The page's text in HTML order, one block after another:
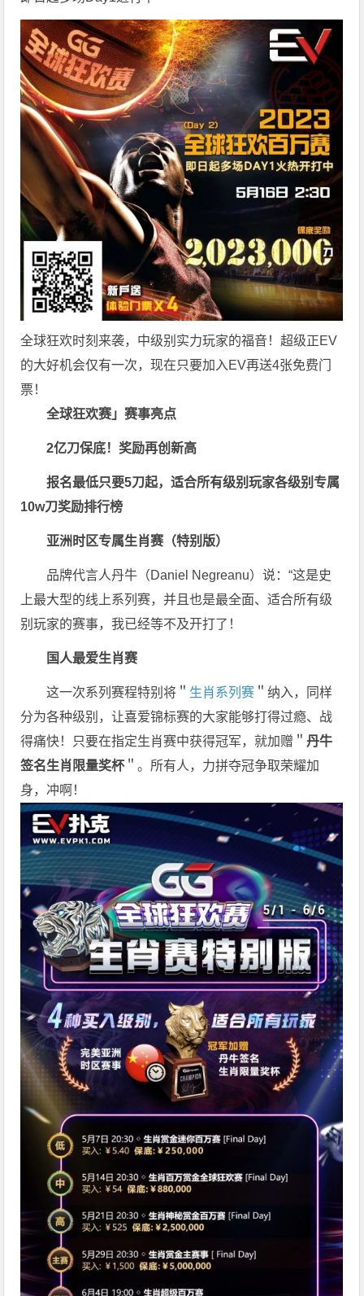
全球狂欢时刻来袭，中级别实力玩家的福音！超级正EV
的大好机会仅有一次，现在只要加入EV再送4张免费门
票！
全球狂欢赛」赛事亮点
2亿刀保底！奖励再创新高
报名最低只要5刀起，适合所有级别玩家各级别专属
10w刀奖励排行榜
亚洲时区专属生肖赛（特别版）
品牌代言人丹牛（Daniel Negreanu）说：“这是史
上最大型的线上系列赛，并且也是最全面、适合所有级
别玩家的赛事，我已经等不及开打了！
国人最爱生肖赛
这一次系列赛程特别将＂ 生肖系列赛 ＂纳入，同样
分为各种级别，让喜爱锦标赛的大家能够打得过瘾、战
得痛快！只要在指定生肖赛中获得冠军，就加赠＂丹牛
签名生肖限量奖杯 ＂。所有人，力拼夺冠争取荣耀加
身，冲啊！